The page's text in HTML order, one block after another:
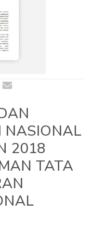
NASIONAL
2018
TATA